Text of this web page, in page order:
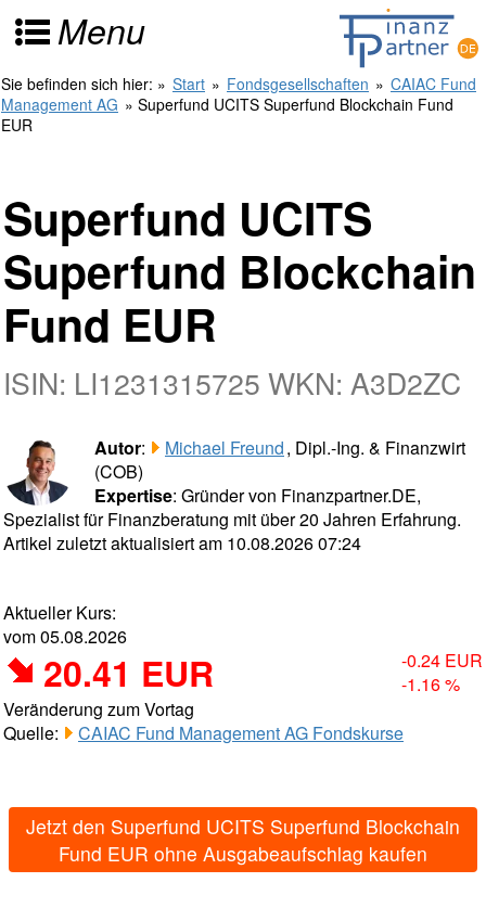
Menu
Sie befinden sich hier: » Start » Fondsgesellschaften » CAIAC Fund
Management AG » Superfund UCITS Superfund Blockchain Fund
EUR
Superfund UCITS
Superfund Blockchain
Fund EUR
ISIN: LI1231315725 WKN: A3D2ZC
Autor: Michael Freund, Dipl.-Ing. & Finanzwirt
(COB)
Expertise: Gründer von Finanzpartner.DE,
Spezialist für Finanzberatung mit über 20 Jahren Erfahrung.
Artikel zuletzt aktualisiert am 10.08.2026 07:24
Aktueller Kurs:
vom 05.08.2026
20.41 EUR
-0.24 EUR
-1.16 %
Veränderung zum Vortag
Quelle:
CAIAC Fund Management AG Fondskurse
Jetzt den Superfund UCITS Superfund Blockchain
Fund EUR ohne Ausgabeaufschlag kaufen